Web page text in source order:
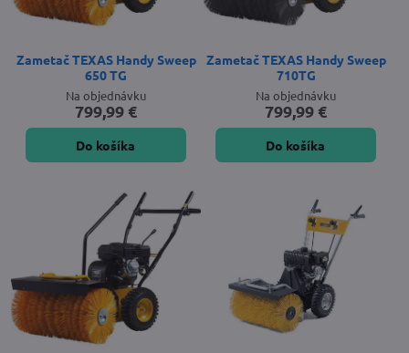
Zametač TEXAS Handy Sweep
650 TG
Na objednávku
799,99 €
Do košíka
Zametač TEXAS Handy Sweep
710TG
Na objednávku
799,99 €
Do košíka